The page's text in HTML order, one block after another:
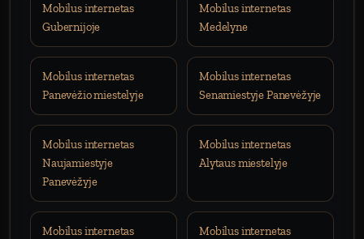
Mobilus internetas
Gubernijoje
Mobilus internetas
Medelyne
Mobilus internetas
Panevėžio miestelyje
Mobilus internetas
Senamiestyje Panevėžyje
Mobilus internetas
Naujamiestyje
Panevėžyje
Mobilus internetas
Alytaus miestelyje
Mobilus internetas
Mobilus internetas